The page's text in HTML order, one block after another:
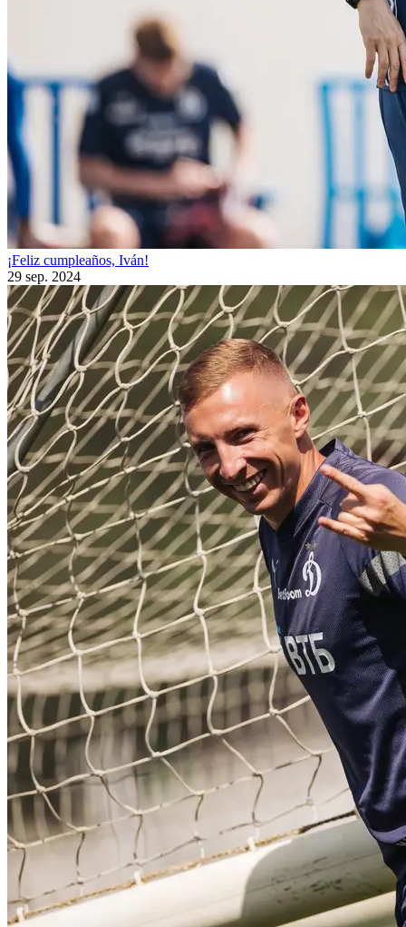
¡Feliz cumpleaños, Iván!
29 sep. 2024